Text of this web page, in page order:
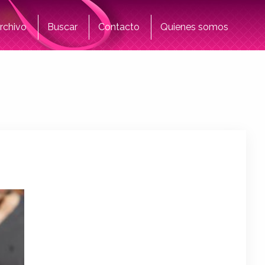
Buscar Contacto Quienes somos